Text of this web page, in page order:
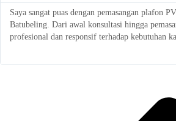
Saya sangat puas dengan pemasangan plafon
Batubeling. Dari awal konsultasi hingga
profesional dan responsif terhadap kebutuhan